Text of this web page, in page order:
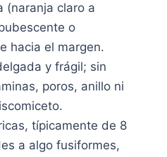
(naranja claro a
o
hacia el margen.
y frágil; sin
poros, anillo ni
típicamente de 8
a algo fusiformes,